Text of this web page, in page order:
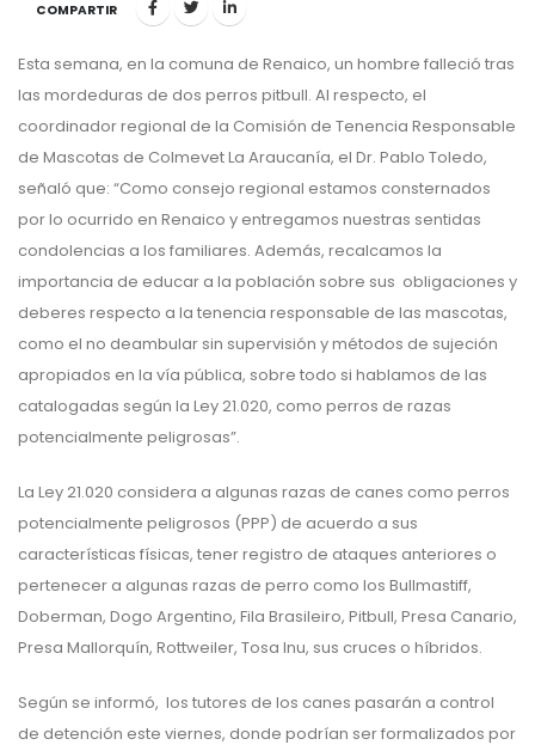
COMPARTIR
Esta semana, en la comuna de Renaico, un hombre falleció tras
las mordeduras de dos perros pitbull. Al respecto, el
coordinador regional de la Comisión de Tenencia Responsable
de Mascotas de Colmevet La Araucanía, el Dr. Pablo Toledo,
señaló que: “Como consejo regional estamos consternados
por lo ocurrido en Renaico y entregamos nuestras sentidas
condolencias a los familiares. Además, recalcamos la
importancia de educar a la población sobre sus obligaciones y
deberes respecto a la tenencia responsable de las mascotas,
como el no deambular sin supervisión y métodos de sujeción
apropiados en la vía pública, sobre todo si hablamos de las
catalogadas según la Ley 21.020, como perros de razas
potencialmente peligrosas”.
La Ley 21.020 considera a algunas razas de canes como perros
potencialmente peligrosos (PPP) de acuerdo a sus
características físicas, tener registro de ataques anteriores o
pertenecer a algunas razas de perro como los Bullmastiff,
Doberman, Dogo Argentino, Fila Brasileiro, Pitbull, Presa Canario,
Presa Mallorquín, Rottweiler, Tosa Inu, sus cruces o híbridos.
Según se informó, los tutores de los canes pasarán a control
de detención este viernes, donde podrían ser formalizados por